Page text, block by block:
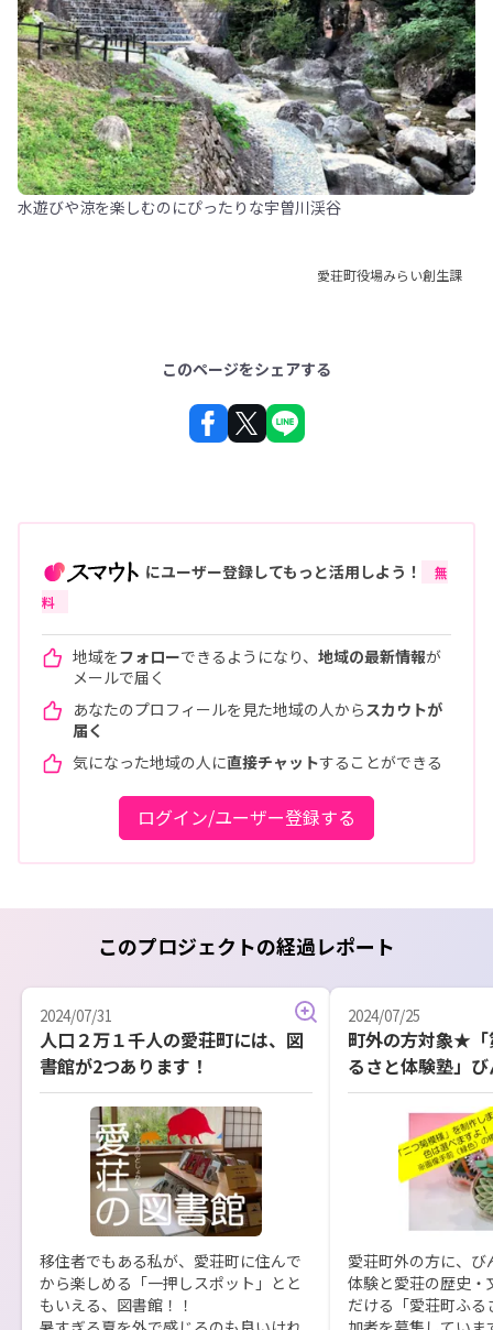
水遊びや涼を楽しむのにぴったりな宇曽川渓谷
愛荘町役場みらい創生課
このページをシェアする
にユーザー登録してもっと活用しよう！
無
料
地域をフォローできるようになり、 地域の最新情報が
メールで届く
あなたのプロフィールを見た地域の人から スカウトが
届く
気になった地域の人に直接チャットすることができる
ログイン/ユーザー登録する
このプロジェクトの経過レポート
2024/07/31
人口２万１千人の愛荘町には、図
書館が2つあります！
移住者でもある私が、愛荘町に住んで
から楽しめる「一押しスポット」とと
もいえる、図書館！！
2024/07/25
町外の方対象★「
るさと体験塾」
作参加者募集中！
愛荘町外の方に、
体験と愛荘の歴史・
だける「愛荘町ふ